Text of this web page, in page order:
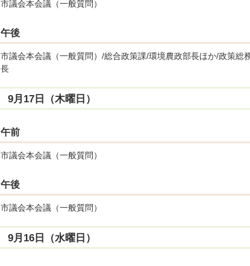
市議会本会議（一般質問）
午後
市議会本会議（一般質問）/総合政策課/環境農政部長ほか/政策総
長
9月17日（木曜日）
午前
市議会本会議（一般質問）
午後
市議会本会議（一般質問）
9月16日（水曜日）